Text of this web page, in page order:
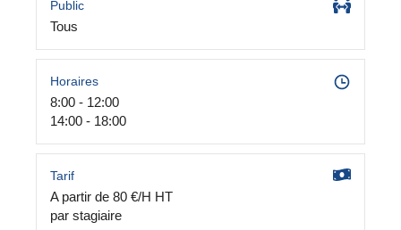
Public
Tous
Horaires
8:00 - 12:00
14:00 - 18:00
Tarif
A partir de 80 €/H HT
par stagiaire